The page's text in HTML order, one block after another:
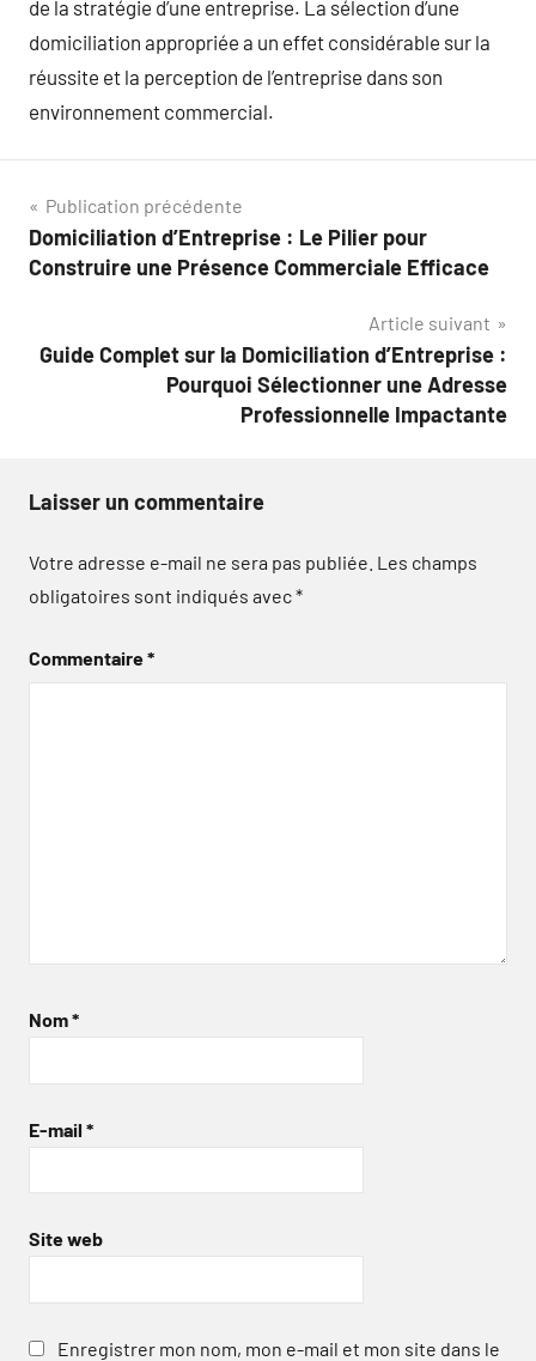
de la stratégie d’une entreprise. La sélection d’une
domiciliation appropriée a un effet considérable sur la
réussite et la perception de l’entreprise dans son
environnement commercial.
Navigation
de
Publication précédente
Domiciliation d’Entreprise : Le Pilier pour
Construire une Présence Commerciale Efficace
Article suivant
Guide Complet sur la Domiciliation d’Entreprise :
Pourquoi Sélectionner une Adresse
Professionnelle Impactante
Laisser un commentaire
Votre adresse e-mail ne sera pas publiée. Les champs
obligatoires sont indiqués avec*
Commentaire*
Nom*
E-mail *
Site web
Enregistrer mon nom, mon e-mail et mon site dans le